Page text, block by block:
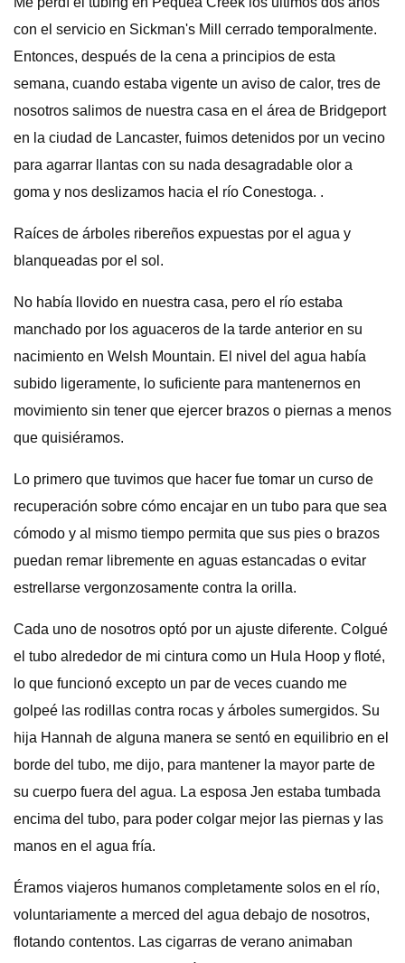
con el servicio en Sickman's Mill cerrado temporalmente.
Entonces, después de la cena a principios de esta
semana, cuando estaba vigente un aviso de calor, tres de
nosotros salimos de nuestra casa en el área de Bridgeport
en la ciudad de Lancaster, fuimos detenidos por un vecino
para agarrar llantas con su nada desagradable olor a
goma y nos deslizamos hacia el río Conestoga. .
Raíces de árboles ribereños expuestas por el agua y
blanqueadas por el sol.
No había llovido en nuestra casa, pero el río estaba
manchado por los aguaceros de la tarde anterior en su
nacimiento en Welsh Mountain. El nivel del agua había
subido ligeramente, lo suficiente para mantenernos en
movimiento sin tener que ejercer brazos o piernas a menos
que quisiéramos.
Lo primero que tuvimos que hacer fue tomar un curso de
recuperación sobre cómo encajar en un tubo para que sea
cómodo y al mismo tiempo permita que sus pies o brazos
puedan remar libremente en aguas estancadas o evitar
estrellarse vergonzosamente contra la orilla.
Cada uno de nosotros optó por un ajuste diferente. Colgué
el tubo alrededor de mi cintura como un Hula Hoop y floté,
lo que funcionó excepto un par de veces cuando me
golpeé las rodillas contra rocas y árboles sumergidos. Su
hija Hannah de alguna manera se sentó en equilibrio en el
borde del tubo, me dijo, para mantener la mayor parte de
su cuerpo fuera del agua. La esposa Jen estaba tumbada
encima del tubo, para poder colgar mejor las piernas y las
manos en el agua fría.
Éramos viajeros humanos completamente solos en el río,
voluntariamente a merced del agua debajo de nosotros,
flotando contentos. Las cigarras de verano animaban